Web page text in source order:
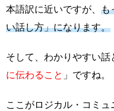
本語訳に近いですが、 も
い話し方」になります。
そして、わかりやすい話
に伝わること 」ですね。
ここがロジカル・コミュ